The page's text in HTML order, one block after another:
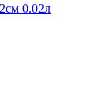
0.02л